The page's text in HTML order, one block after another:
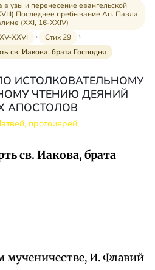
узы и перенесение евангельской
Последнее пребывание Ап. Павла
(XXI, 16-XXIV)
XXVI
Стих 29
св. Иакова, брата Господня
ИСТОЛКОВАТЕЛЬНОМУ
ЧТЕНИЮ ДЕЯНИЙ
АПОСТОЛОВ
протоиерей
св. Иакова, брата
мученичестве, И. Флавий